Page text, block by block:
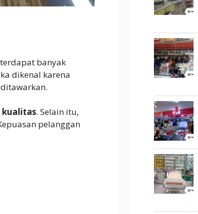
banyak
dikenal karena
kualitas. Selain itu,
pelanggan